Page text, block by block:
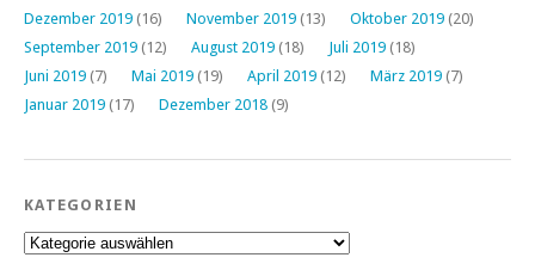
Dezember 2019 (16) November 2019 (13) Oktober 2019 (20)
September 2019 (12) August 2019 (18) Juli 2019 (18)
Juni 2019 (7) Mai 2019 (19) April 2019 (12) März 2019 (7)
Januar 2019 (17) Dezember 2018 (9)
KATEGORIEN
Kategorien